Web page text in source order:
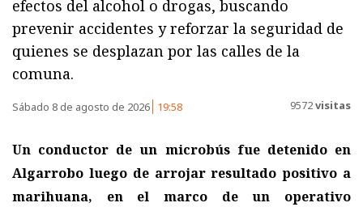
efectos del alcohol o drogas, buscando
prevenir accidentes y reforzar la seguridad de
quienes se desplazan por las calles de la
comuna.
Sábado 8 de agosto de 2026 19:58 9572visitas
Un conductor de un microbús fue detenido en
Algarrobo luego de arrojar resultado positivo a
marihuana, en el marco de un operativo